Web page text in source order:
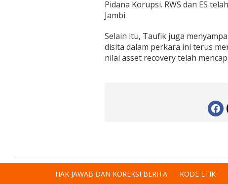
Pidana Korupsi. RWS dan ES
Jambi.
Selain itu, Taufik juga
disita dalam perkara ini terus
nilai asset recovery telah
HAK JAWAB DAN KOREKSI BERITA KODE ETIK